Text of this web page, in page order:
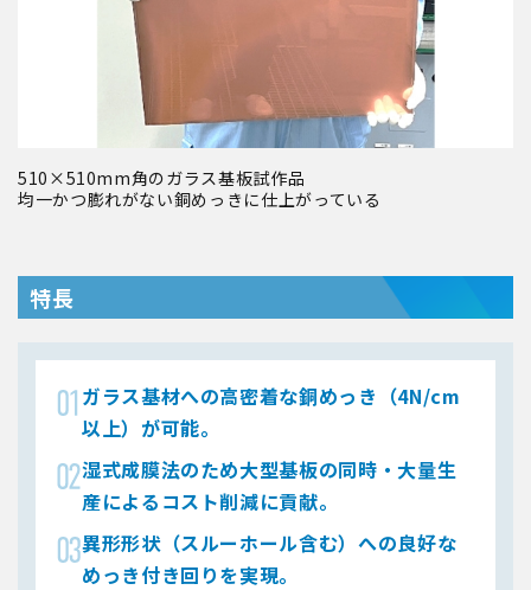
510×510mm角のガラス基板試作品
均一かつ膨れがない銅めっきに仕上がっている
特長
ガラス基材への高密着な銅めっき（4N/cm
以上）が可能。
湿式成膜法のため大型基板の同時・大量生
産によるコスト削減に貢献。
異形形状（スルーホール含む）への良好な
めっき付き回りを実現。